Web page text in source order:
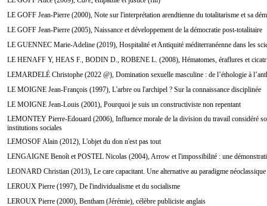
LE GOFF Jean-Pierre (2000), Note sur l'interprétation arendtienne du totalitarisme et sa
LE GOFF Jean-Pierre (2005), Naissance et développement de la démocratie post-totalitaire
LE GUENNEC Marie-Adeline (2019), Hospitalité et Antiquité méditerranéenne dans les
LE HENAFF Y, HEAS F., BODIN D., ROBENE L. (2008), Hématomes, éraflures et
LEMARDELÉ Christophe (2022 @), Domination sexuelle masculine : de l’éthologie à
LE MOIGNE Jean-François (1997), L'arbre ou l'archipel ? Sur la connaissance disciplinée
LE MOIGNE Jean-Louis (2001), Pourquoi je suis un constructiviste non repentant
LEMONTEY Pierre-Edouard (2006), Influence morale de la division du travail considéré
institutions sociales
LEMOSOF Alain (2012), L'objet du don n'est pas tout
LENGAIGNE Benoît et POSTEL Nicolas (2004), Arrow et l'impossibilité : une
LEONARD Christian (2013), Le care capacitant. Une alternative au paradigme
LEROUX Pierre (1997), De l'individualisme et du socialisme
LEROUX Pierre (2000), Bentham (Jérémie), célèbre publiciste anglais